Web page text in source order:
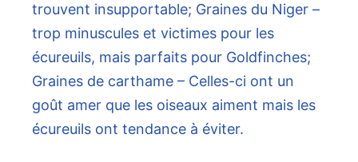
trouvent insupportable; Graines du Niger –
trop minuscules et victimes pour les
écureuils, mais parfaits pour Goldfinches;
Graines de carthame – Celles-ci ont un
goût amer que les oiseaux aiment mais les
écureuils ont tendance à éviter.